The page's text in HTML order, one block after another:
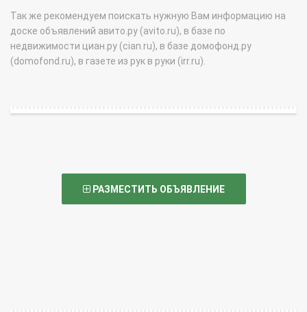
Так же рекомендуем поискать нужную Вам информацию на
доске объявлений авито.ру (avito.ru), в базе по
недвижимости циан.ру (cian.ru), в базе домофонд.ру
(domofond.ru), в газете из рук в руки (irr.ru).
РАЗМЕСТИТЬ ОБЪЯВЛЕНИЕ